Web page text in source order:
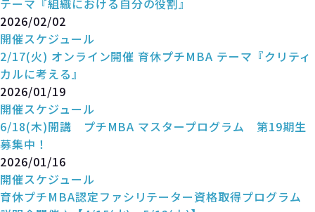
テーマ『組織における自分の役割』
2026/02/02
開催スケジュール
2/17(火) オンライン開催 育休プチMBA テーマ『クリティ
カルに考える』
2026/01/19
開催スケジュール
6/18(木)開講 プチMBA マスタープログラム 第19期生
募集中！
2026/01/16
開催スケジュール
育休プチMBA認定ファシリテーター資格取得プログラム